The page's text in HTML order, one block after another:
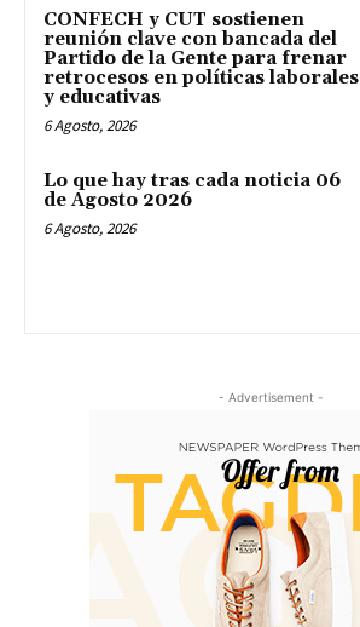
CONFECH y CUT sostienen
reunión clave con bancada del
Partido de la Gente para frenar
retrocesos en políticas laborales
y educativas
6 Agosto, 2026
Lo que hay tras cada noticia 06
de Agosto 2026
6 Agosto, 2026
- Advertisement -